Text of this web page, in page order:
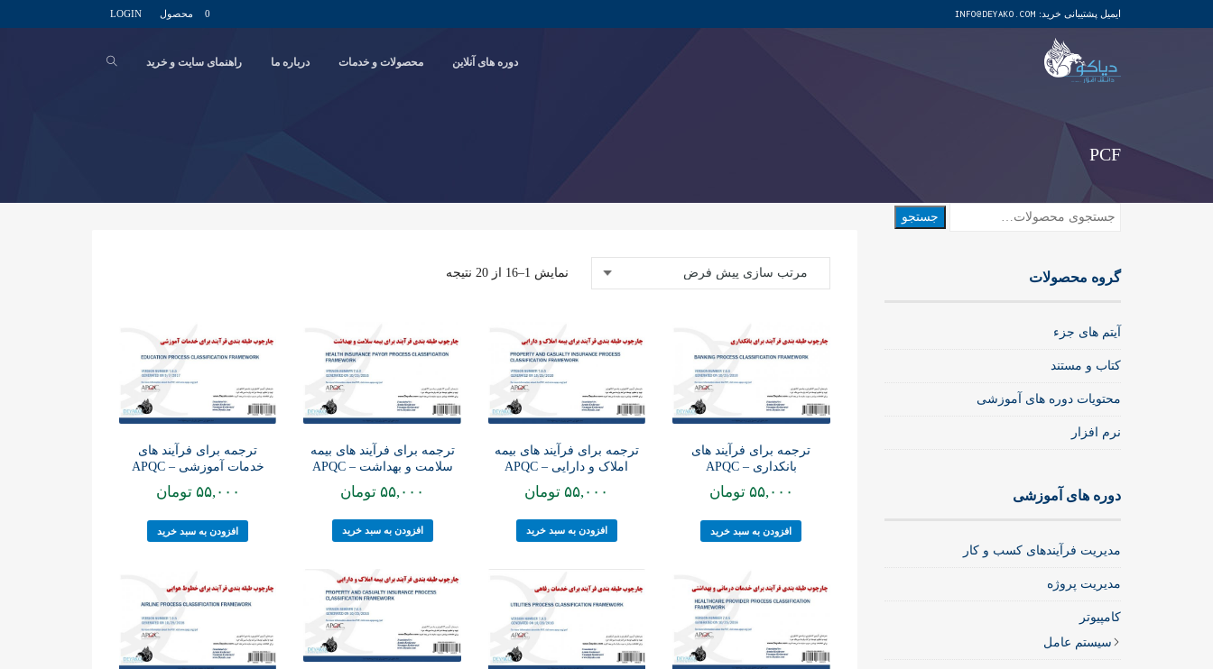
ایمیل پشتیبانی خرید: INFO@DEYAKO.COM
LOGIN 0 محصول
دوره های آنلاین محصولات و خدمات درباره ما راهنمای سایت و خرید
PCF
جستجو
گروه محصولات
آیتم های جزء
کتاب و مستند
محتویات دوره های آموزشی
نرم افزار
دوره های آموزشی
مدیریت فرآیندهای کسب و کار
مدیریت پروژه
کامپیوتر
سیستم عامل
نمایش 1–16 از 20 نتیجه
ترجمه برای فرآیند های
بانکداری – APQC
۵۵,۰۰۰ تومان
افزودن به سبد خرید
ترجمه برای فرآیند های بیمه
املاک و دارایی – APQC
۵۵,۰۰۰ تومان
افزودن به سبد خرید
ترجمه برای فرآیند های بیمه
سلامت و بهداشت – APQC
۵۵,۰۰۰ تومان
افزودن به سبد خرید
ترجمه برای فرآیند های
خدمات آموزشی – APQC
۵۵,۰۰۰ تومان
افزودن به سبد خرید